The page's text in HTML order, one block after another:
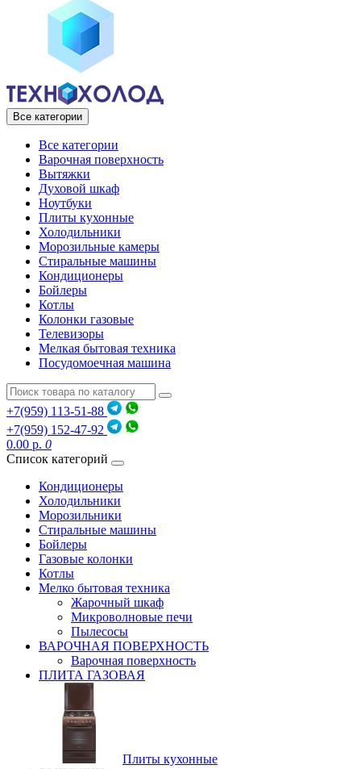
Все категории
Все категории
Варочная поверхность
Вытяжки
Духовой шкаф
Ноутбуки
Плиты кухонные
Холодильники
Морозильные камеры
Стиральные машины
Кондиционеры
Бойлеры
Котлы
Колонки газовые
Телевизоры
Мелкая бытовая техника
Посудомоечная машина
+7(959) 113-51-88
+7(959) 152-47-92
0.00 р. 0
Список категорий
Кондиционеры
Холодильники
Морозильники
Стиральные машины
Бойлеры
Газовые колонки
Котлы
Мелко бытовая техника
Жарочный шкаф
Микроволновые печи
Пылесосы
ВАРОЧНАЯ ПОВЕРХНОСТЬ
Варочная поверхность
ПЛИТА ГАЗОВАЯ
Плиты кухонные